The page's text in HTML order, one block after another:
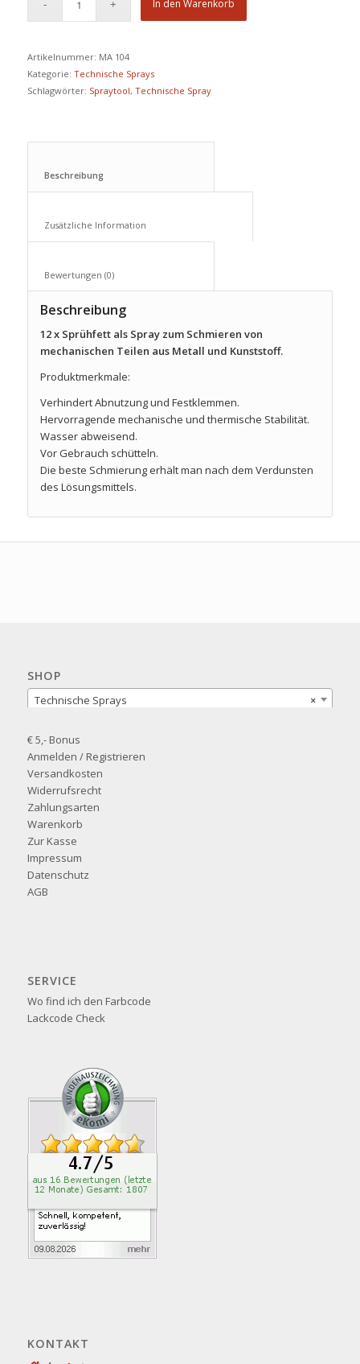
In den Warenkorb
Artikelnummer: MA 104
Kategorie: Technische Sprays
Schlagwörter: Spraytool, Technische Spray
Bewertungen (0)
Beschreibung
12 x Sprühfett als Spray zum Schmieren von
mechanischen Teilen aus Metall und Kunststoff.
Produktmerkmale:
Verhindert Abnutzung und Festklemmen.
Hervorragende mechanische und thermische Stabilität.
Wasser abweisend.
Vor Gebrauch schütteln.
Die beste Schmierung erhält man nach dem Verdunsten
des Lösungsmittels.
SHOP
×
Technische Sprays
€ 5,- Bonus
Anmelden / Registrieren
Versandkosten
Widerrufsrecht
Zahlungsarten
Warenkorb
Zur Kasse
Impressum
Datenschutz
AGB
SERVICE
Wo find ich den Farbcode
Lackcode Check
KONTAKT